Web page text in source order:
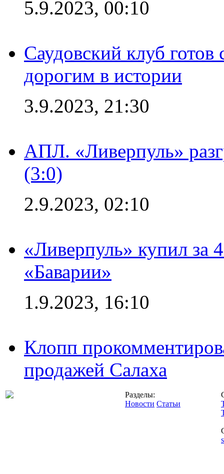
5.9.2023, 00:10
Саудовский клуб
дорогим в истории
3.9.2023, 21:30
АПЛ. «Ливерпуль»
(3:0)
2.9.2023, 02:10
«Ливерпуль» купил за
«Баварии»
1.9.2023, 16:10
Клопп
продажей Салаха
Разделы:
Новости Статьи